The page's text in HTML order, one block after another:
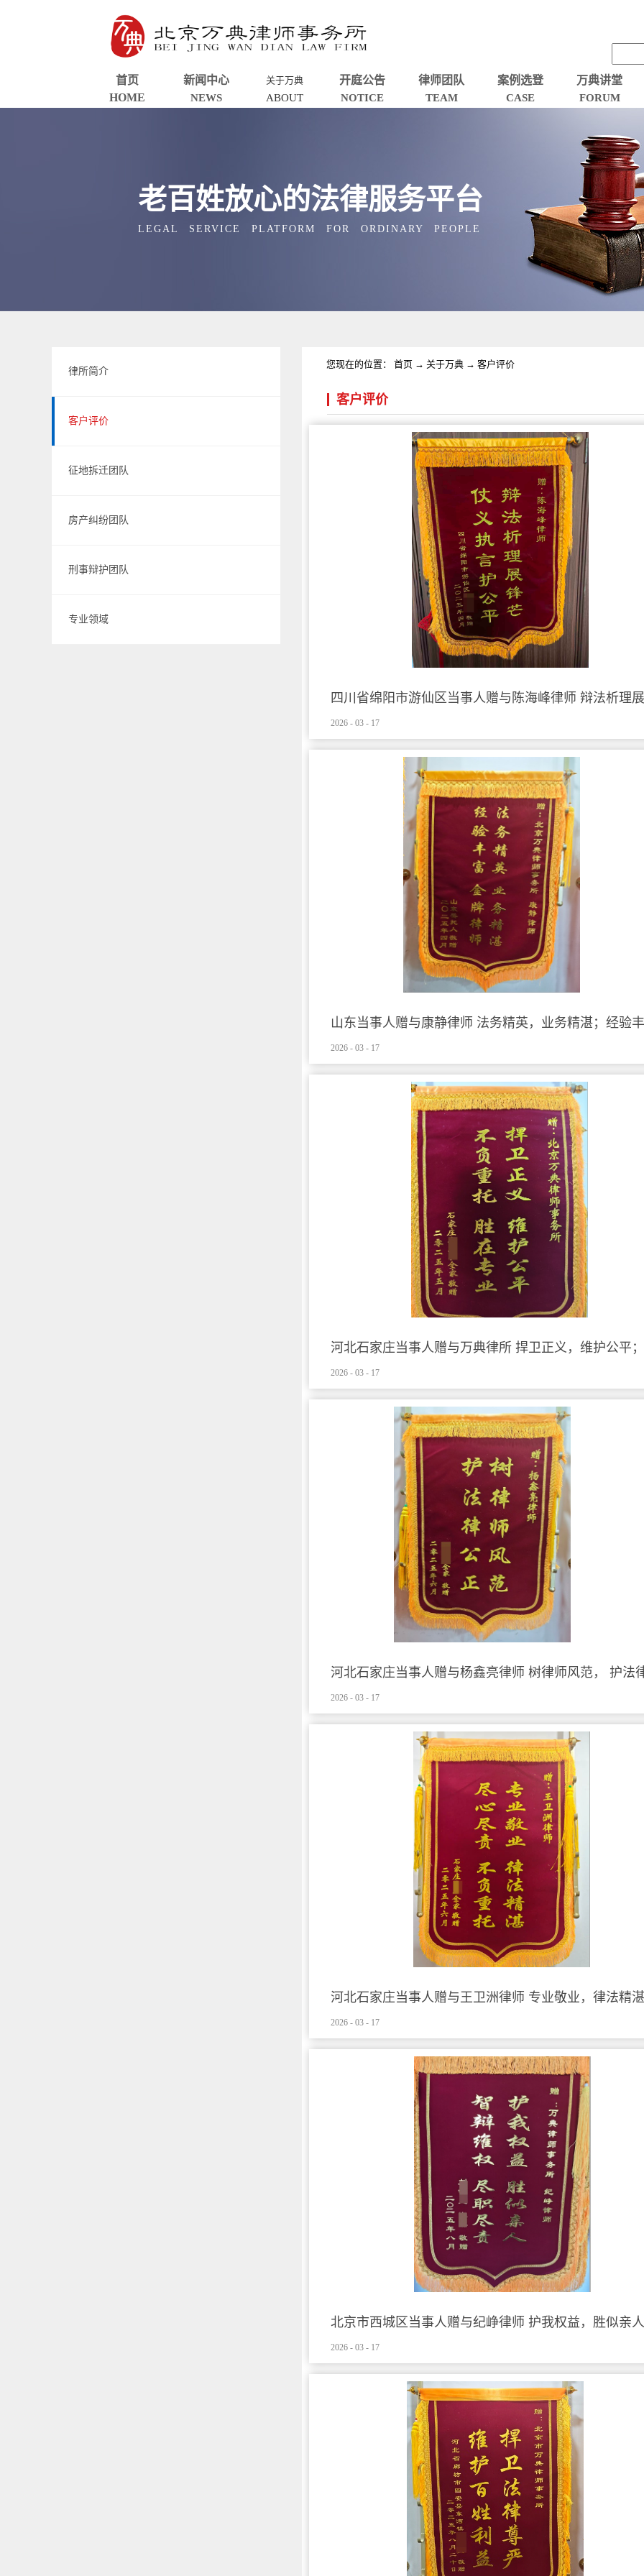
首页
HOME
新闻中心
NEWS
关于万典
ABOUT
开庭公告
NOTICE
律师团队
TEAM
案例选登
CASE
万典讲堂
FORUM
老百姓放心的法律服务平台
LEGAL SERVICE PLATFORM FOR ORDINARY PEOPLE
律所简介
客户评价
征地拆迁团队
房产纠纷团队
刑事辩护团队
专业领域
您现在的位置： 首页 → 关于万典 → 客户评价
客户评价
四川省绵阳市游仙区当事人赠与陈海峰律师 辩法析理
2026 - 03 - 17
山东当事人赠与康静律师 法务精英，业务精湛；经验
2026 - 03 - 17
河北石家庄当事人赠与万典律所 捍卫正义，维护公平
2026 - 03 - 17
河北石家庄当事人赠与杨鑫亮律师 树律师风范， 护法
2026 - 03 - 17
河北石家庄当事人赠与王卫洲律师 专业敬业，律法精
2026 - 03 - 17
北京市西城区当事人赠与纪峥律师 护我权益，胜似亲
2026 - 03 - 17